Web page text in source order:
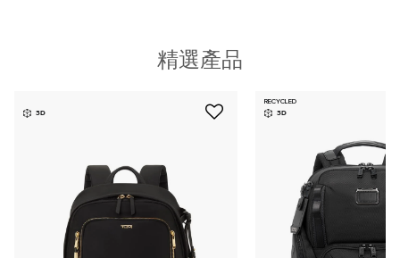
精選產品
3D
RECYCLED
3D